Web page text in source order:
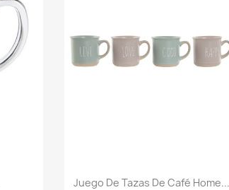
Juego De Tazas De Café Home...